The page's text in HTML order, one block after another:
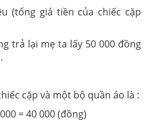
(tổng giá tiền của chiếc cặp
trả lại mẹ ta lấy 50 000 đồng
cặp và một bộ quần áo là :
= 40 000 (đồng)